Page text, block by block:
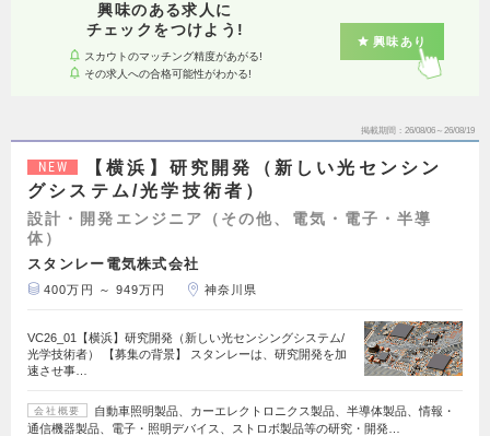
興味のある求人に
チェックをつけよう!
スカウトのマッチング精度があがる!
その求人への合格可能性がわかる!
興味あり
掲載期間 26/08/06～26/08/19
NEW
【横浜】研究開発（新しい光センシン
グシステム/光学技術者）
設計・開発エンジニア（その他、電気・電子・半導
体）
スタンレー電気株式会社
400万円 ～ 949万円 神奈川県
VC26_01【横浜】研究開発（新しい光センシングシステム/
光学技術者） 【募集の背景】 スタンレーは、研究開発を加
速させ事…
会社概要
自動車照明製品、カーエレクトロニクス製品、半導体製品、情報・
通信機器製品、電子・照明デバイス、ストロボ製品等の研究・開発…